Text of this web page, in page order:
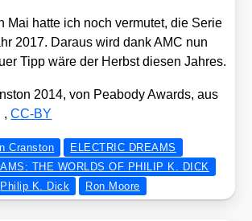
Mai hat­te ich noch ver­mu­tet, die Serie
2017. Dar­aus wird dank AMC nun
Tipp wäre der Herbst die­sen Jah­res.
2014, von Pea­bo­dy Awards, aus
,CC-BY
Cranston
ELECTRIC DREAMS
THE WORLDS OF PHILIP K. DICK
Philip K. Dick Ron Moore